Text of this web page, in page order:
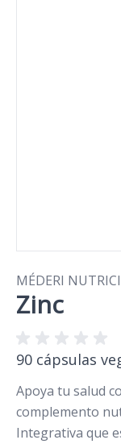
MÉDERI
Zinc
90 cápsulas
Apoya tu salud
complemento
Integrativa que